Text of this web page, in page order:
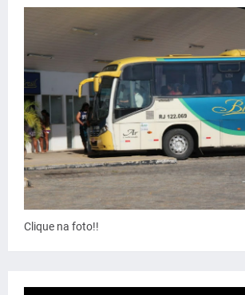
Clique na foto!!